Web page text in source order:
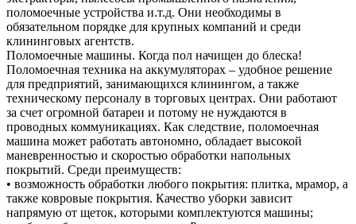
поломоечные устройства и.т.д. Они необходимы в
обязательном порядке для крупных компаний и среди
клининговых агентств.
Поломоечные машины. Когда пол начищен до блеска!
Поломоечная техника на аккумуляторах – удобное решение
для предприятий, занимающихся клинингом, а также
техническому персоналу в торговых центрах. Они работают
за счет огромной батареи и потому не нуждаются в
проводных коммуникациях. Как следствие, поломоечная
машина может работать автономно, обладает высокой
маневренностью и скоростью обработки напольных
покрытий. Среди преимуществ:
• возможность обработки любого покрытия: плитка, мрамор, а
также ковровые покрытия. Качество уборки зависит
напрямую от щеток, которыми комплектуются машины;